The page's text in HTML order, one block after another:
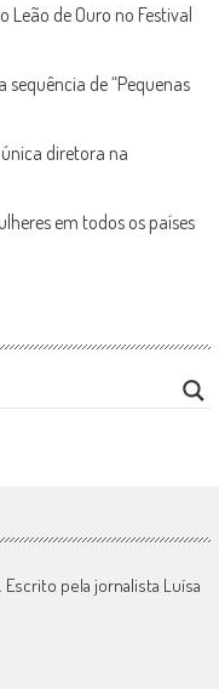
de Ouro no Festival
de “Pequenas
única diretora na
em todos os países
pela jornalista Luísa